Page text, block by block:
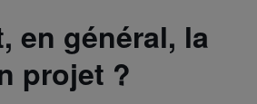
en général, la
projet ?